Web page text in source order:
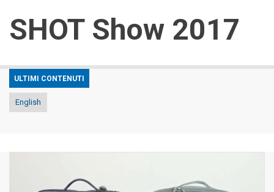
SHOT Show 2017
ULTIMI CONTENUTI
English